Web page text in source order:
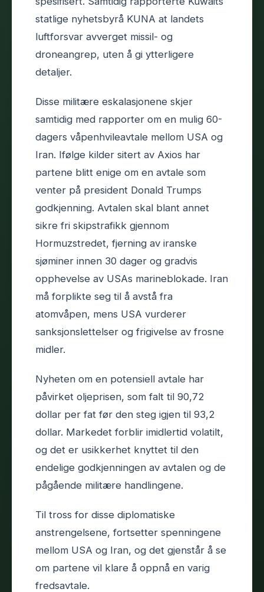
statlige nyhetsbyrå KUNA at landets
luftforsvar avverget missil- og
droneangrep, uten å gi ytterligere
detaljer.
Disse militære eskalasjonene skjer
samtidig med rapporter om en mulig 60-
dagers våpenhvileavtale mellom USA og
Iran. Ifølge kilder sitert av Axios har
partene blitt enige om en avtale som
venter på president Donald Trumps
godkjenning. Avtalen skal blant annet
sikre fri skipstrafikk gjennom
Hormuzstredet, fjerning av iranske
sjøminer innen 30 dager og gradvis
opphevelse av USAs marineblokade. Iran
må forplikte seg til å avstå fra
atomvåpen, mens USA vurderer
sanksjonslettelser og frigivelse av frosne
midler.
Nyheten om en potensiell avtale har
påvirket oljeprisen, som falt til 90,72
dollar per fat før den steg igjen til 93,2
dollar. Markedet forblir imidlertid volatilt,
og det er usikkerhet knyttet til den
endelige godkjenningen av avtalen og de
pågående militære handlingene.
Til tross for disse diplomatiske
anstrengelsene, fortsetter spenningene
mellom USA og Iran, og det gjenstår å se
om partene vil klare å oppnå en varig
fredsavtale.